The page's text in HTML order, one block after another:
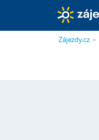
Zájezdy.cz